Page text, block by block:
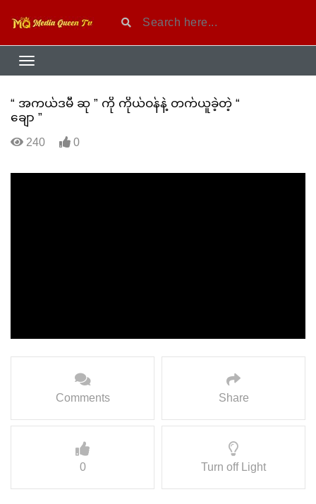
“ အကယ်ဒမီ ဆု ” ကို ကိုယ်ဝန်နဲ့ တက်ယူခဲ့တဲ့ “
ချော ”
240 0
Comments Share
0 Turn off Light